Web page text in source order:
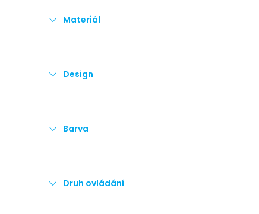
e Materiál
Design
Barva
Druh ovládání